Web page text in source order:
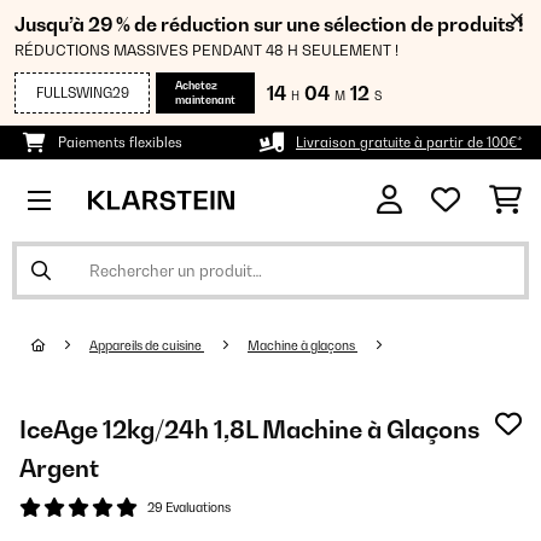
Jusqu’à 29 % de réduction sur une sélection de produits !
RÉDUCTIONS MASSIVES PENDANT 48 H SEULEMENT !
FULLSWING29
Achetez
maintenant
14 H 04 M 12 S
Paiements flexibles Livraison gratuite à partir de 100€*
Appareils de cuisine Machine à glaçons
IceAge 12kg/24h 1,8L Machine à Glaçons
Argent
29 Evaluations